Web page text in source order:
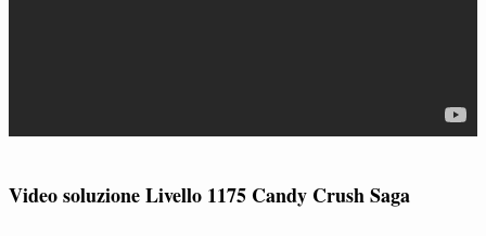
Video soluzione Livello 1175 Candy Crush Saga